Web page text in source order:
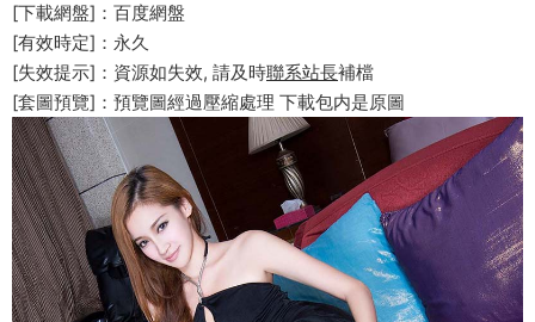
[下載網盤]：百度網盤
[有效時定]：永久
[失效提示]：資源如失效, 請及時聯系站長補檔
[套圖預覽]：預覽圖經過壓縮處理 下載包内是原圖